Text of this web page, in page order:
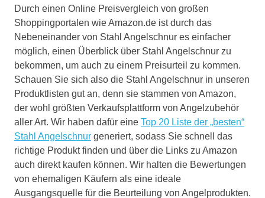
Durch einen Online Preisvergleich von großen
Shoppingportalen wie Amazon.de ist durch das
Nebeneinander von Stahl Angelschnur es einfacher
möglich, einen Überblick über Stahl Angelschnur zu
bekommen, um auch zu einem Preisurteil zu kommen.
Schauen Sie sich also die Stahl Angelschnur in unseren
Produktlisten gut an, denn sie stammen von Amazon,
der wohl größten Verkaufsplattform von Angelzubehör
aller Art. Wir haben dafür eine Top 20 Liste der „besten“
Stahl Angelschnur generiert, sodass Sie schnell das
richtige Produkt finden und über die Links zu Amazon
auch direkt kaufen können. Wir halten die Bewertungen
von ehemaligen Käufern als eine ideale
Ausgangsquelle für die Beurteilung von Angelprodukten.